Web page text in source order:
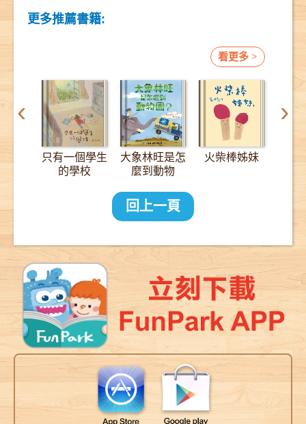
更多推薦書籍:
看更多 >
‹ ›
只有一個學生
的學校
大象林旺是怎
麼到動物
2000公里的
長征
火柴棒姊妹
回上一頁